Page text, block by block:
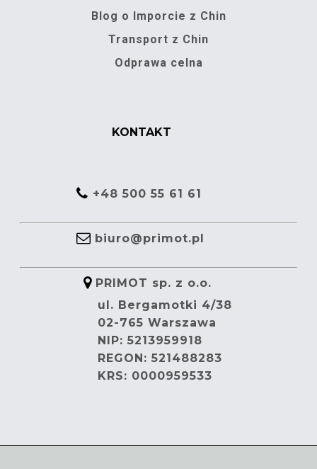
Blog o Imporcie z Chin
Transport z Chin
Odprawa celna
KONTAKT
+48 500 55 61 61
biuro@primot.pl
PRIMOT sp. z o.o.
ul. Bergamotki 4/38
02-765 Warszawa
NIP: 5213959918
REGON: 521488283
KRS: 0000959533